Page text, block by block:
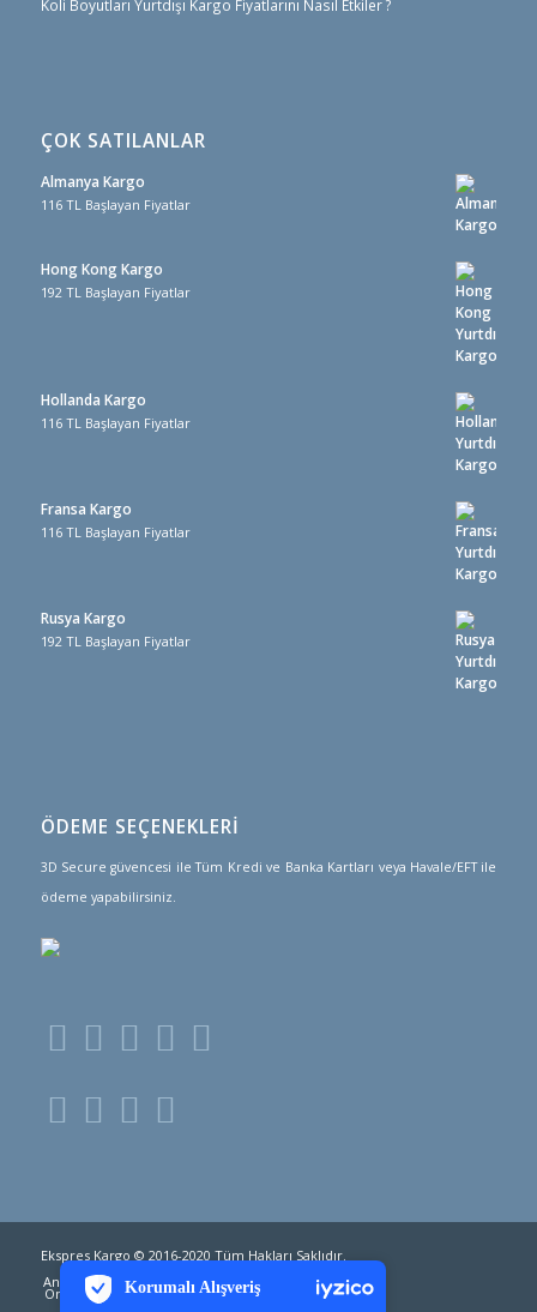
Korumalı Alışveriş
PCI-DSS Ödeme Güvenliği
7/24 Canlı Destek
iyzico Korumalı Alışveriş
Koli Boyutları Yurtdışı Kargo Fiyatlarını Nasıl Etkiler ?
ÇOK SATILANLAR
Almanya Kargo
116 TL Başlayan Fiyatlar
Hong Kong Kargo
192 TL Başlayan Fiyatlar
Hollanda Kargo
116 TL Başlayan Fiyatlar
Fransa Kargo
116 TL Başlayan Fiyatlar
Rusya Kargo
192 TL Başlayan Fiyatlar
ÖDEME SEÇENEKLERİ
3D Secure güvencesi ile Tüm Kredi ve Banka Kartları veya Havale/EFT ile
ödeme yapabilirsiniz.
Ekspres Kargo © 2016-2020 Tüm Hakları Saklıdır.
Anasayfa
Hizmetlerimiz Ülkeler ve Fiyatlar
Online Mağaza Kargo Takip